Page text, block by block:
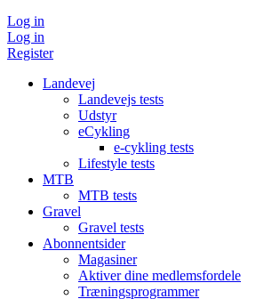
Log in
Log in
Register
Landevej
Landevejs tests
Udstyr
eCykling
e-cykling tests
Lifestyle tests
MTB
MTB tests
Gravel
Gravel tests
Abonnentsider
Magasiner
Aktiver dine medlemsfordele
Træningsprogrammer